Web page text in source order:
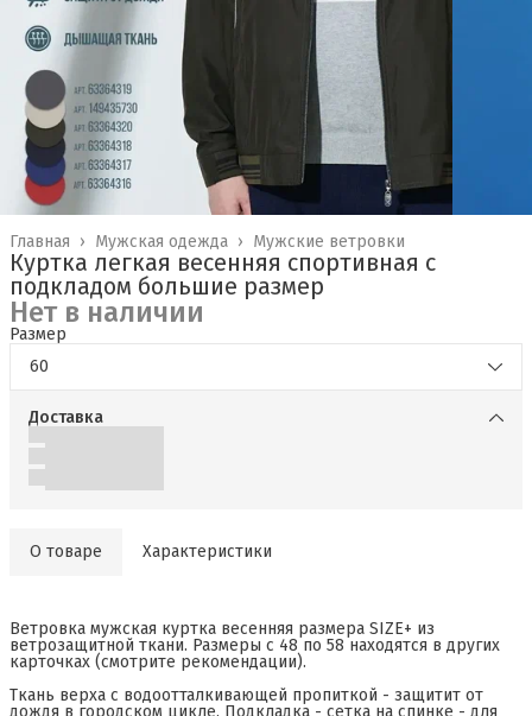
Мужские ветровки
Мужская одежда ›
Главная ›
Куртка легкая весенняя спортивная с
подкладом большие размер
Нет в наличии
Размер
60
Доставка
О товаре Характеристики
Ветровка мужская куртка весенняя размера SIZE+ из
ветрозащитной ткани. Размеры с 48 по 58 находятся в других
карточках (смотрите рекомендации).
Ткань верха с водоотталкивающей пропиткой - защитит от
дождя в городском цикле. Подкладка - сетка на спинке - для